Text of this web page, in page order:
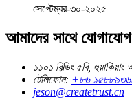
সেপ্টেম্বর-৩০-২০২৫
আমাদের সাথে
১১০১ বিল্ডিং ৫বি,
টেলিফোন: +৮৬
jeson@createtrust.cn